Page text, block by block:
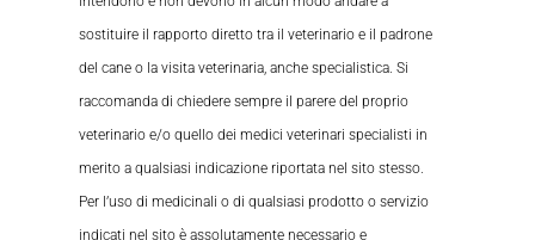
sostituire il rapporto diretto tra il veterinario e il padrone
del cane o la visita veterinaria, anche specialistica. Si
raccomanda di chiedere sempre il parere del proprio
veterinario e/o quello dei medici veterinari specialisti in
merito a qualsiasi indicazione riportata nel sito stesso.
Per l’uso di medicinali o di qualsiasi prodotto o servizio
indicati nel sito è assolutamente necessario e